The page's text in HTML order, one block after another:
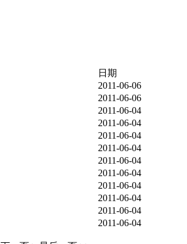
日期
2011-06-06
2011-06-06
2011-06-04
2011-06-04
2011-06-04
2011-06-04
2011-06-04
2011-06-04
2011-06-04
2011-06-04
2011-06-04
2011-06-04